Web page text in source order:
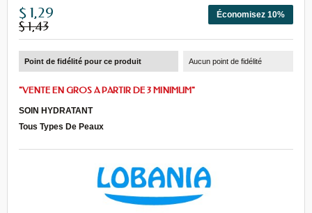
Économisez 10%
$ 1,29
$ 1,43
Point de fidélité pour ce produit Aucun point de fidélité
"VENTE EN GROS A PARTIR DE 3 MINIMUM"
SOIN HYDRATANT
Tous Types De Peaux